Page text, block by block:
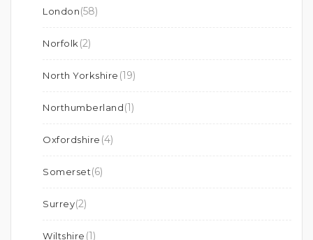
London(58)
Norfolk (2)
North Yorkshire (19)
Northumberland(1)
Oxfordshire (4)
Somerset(6)
Surrey(2)
Wiltshire (1)